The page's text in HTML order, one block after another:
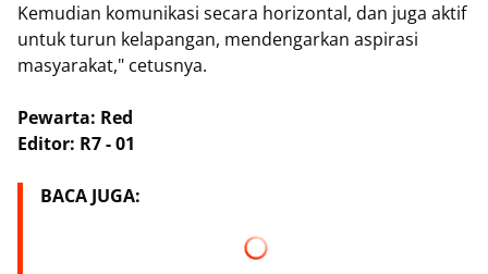
Kemudian komunikasi secara horizontal, dan juga aktif
untuk turun kelapangan, mendengarkan aspirasi
masyarakat," cetusnya.
Pewarta: Red
Editor: R7 - 01
BACA JUGA: